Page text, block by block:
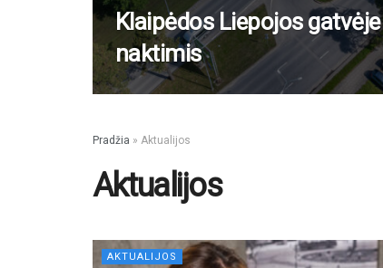
Klaipėdos Liepojos
naktimis
Pradžia » Aktualijos
Aktualijos
AKTUALIJOS